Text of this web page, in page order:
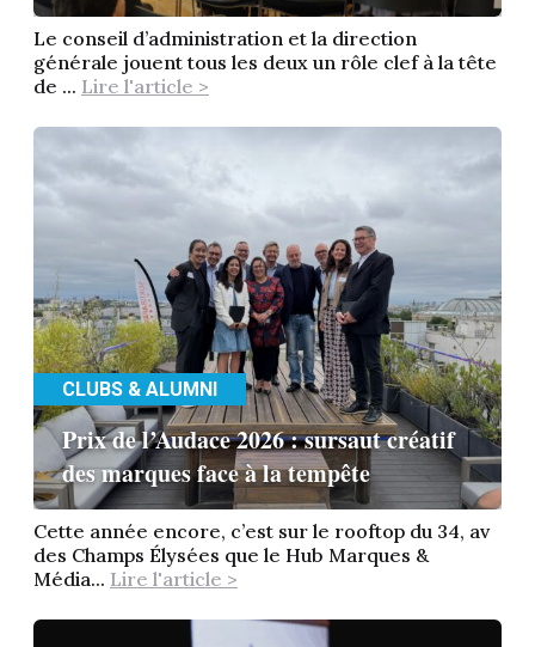
Le conseil d’administration et la direction
générale jouent tous les deux un rôle clef à la tête
de ... Lire l'article >
CLUBS & ALUMNI
Prix de l’Audace 2026 : sursaut créatif
des marques face à la tempête
Cette année encore, c’est sur le rooftop du 34, av
des Champs Élysées que le Hub Marques &
Média... Lire l'article >